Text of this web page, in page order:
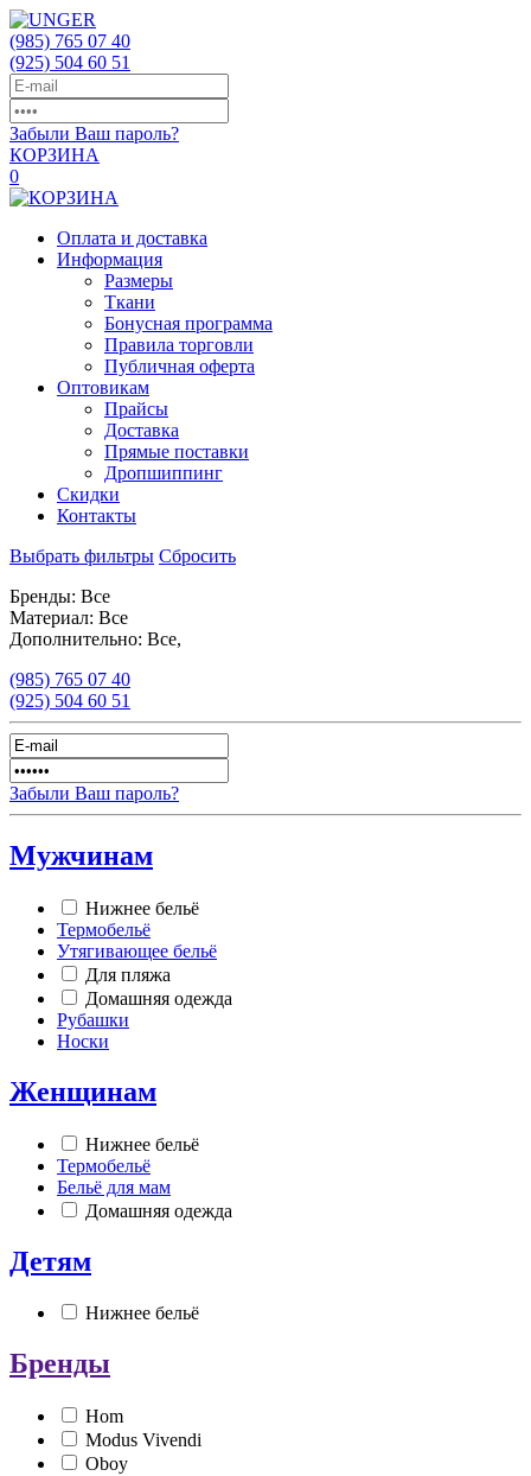
(985) 765 07 40
(925) 504 60 51
Забыли Ваш пароль?
КОРЗИНА
0
Оплата и доставка
Информация
Размеры
Ткани
Бонусная программа
Правила торговли
Публичная оферта
Оптовикам
Прайсы
Доставка
Прямые поставки
Дропшиппинг
Скидки
Контакты
Выбрать фильтры Сбросить
Бренды: Все
Материал: Все
Дополнительно: Все,
(985) 765 07 40
(925) 504 60 51
Забыли Ваш пароль?
Мужчинам
Нижнее бельё
Термобельё
Утягивающее бельё
Для пляжа
Домашняя одежда
Рубашки
Носки
Женщинам
Нижнее бельё
Термобельё
Бельё для мам
Домашняя одежда
Детям
Нижнее бельё
Бренды
Hom
Modus Vivendi
Oboy